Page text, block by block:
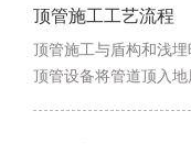
顶管施工工艺流程
顶管施工与盾构和浅
顶管设备将管道顶入